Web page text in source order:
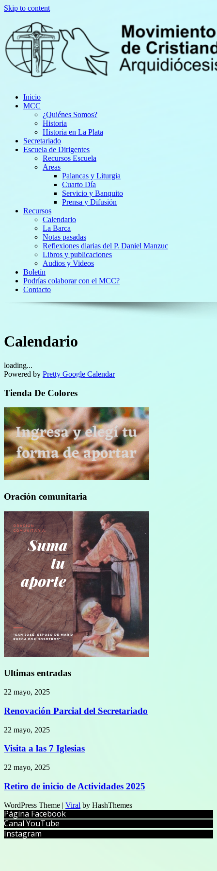
Skip to content
Inicio
MCC
¿Quiénes Somos?
Historia
Historia en La Plata
Secretariado
Escuela de Dirigentes
Recursos Escuela
Areas
Palancas y Liturgia
Cuarto Día
Servicio y Banquito
Prensa y Difusión
Recursos
Calendario
La Barca
Notas pasadas
Reflexiones diarias del P. Daniel Manzuc
Libros y publicaciones
Audios y Videos
Boletín
Podrías colaborar con el MCC?
Contacto
Calendario
loading...
Powered by Pretty Google Calendar
Tienda De Colores
Oración comunitaria
Ultimas entradas
22 mayo, 2025
Renovación Parcial del Secretariado
22 mayo, 2025
Visita a las 7 Iglesias
22 mayo, 2025
Retiro de inicio de Actividades 2025
WordPress Theme | Viral by HashThemes
Página Facebook
Canal YouTube
Instagram